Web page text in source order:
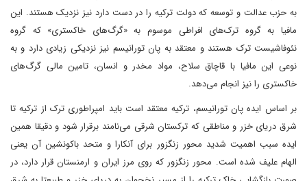
به حزب عدالت و توسعه که دولت ترکیه را در دست دارد نیز نزدیک هستند. این
مافیا به گروه ترک‌های افراطی موسوم به «گرگ‌های خاکستری» که گروه
نئوفاشیست ترک هستند و معتقد به پان تورانیسم نیز نزدیکی زیادی دارد و به
نوعی این مافیا با قاچاق سلاح، مواد مخدر و انسان، تامین مالی گرگ‌های
خاکستری را نیز انجام می‌دهد.
بر اساس ایده پان تورانیسم، ترکیه معتقد است باید امپراطوری ترک از ترکیه تا
شرق دریای خزر و مناطقی که ترکستان شرقی می‌نامند برقرار شود و دقیقا همین
ایده سبب اهمیت شدید محور زنگزور برای آنکارا و متحد باکونشین آن یعنی
الهام علیف شده است. محور زنگزور که روی مرز ایران و ارمنستان قرار دارد، در